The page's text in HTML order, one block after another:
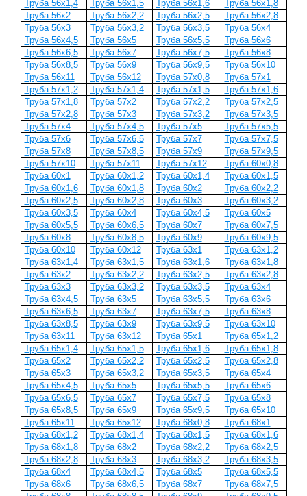
Труба 56x1,4
Труба 56x1,5 Труба 56x1,6
Труба 56x1,8
Труба 56x2
Труба 56x2,2 Труба 56x2,5
Труба 56x2,8
Труба 56x3
Труба 56x3,2 Труба 56x3,5
Труба 56x4
Труба 56x4,5
Труба 56x5 Труба 56x5,5
Труба 56x6
Труба 56x6,5
Труба 56x7 Труба 56x7,5
Труба 56x8
Труба 56x8,5
Труба 56x9 Труба 56x9,5
Труба 56x10
Труба 56x11
Труба 56x12 Труба 57x0,8
Труба 57x1
Труба 57x1,2
Труба 57x1,4 Труба 57x1,5
Труба 57x1,6
Труба 57x1,8
Труба 57x2 Труба 57x2,2
Труба 57x2,5
Труба 57x2,8
Труба 57x3 Труба 57x3,2
Труба 57x3,5
Труба 57x4
Труба 57x4,5 Труба 57x5
Труба 57x5,5
Труба 57x6
Труба 57x6,5 Труба 57x7
Труба 57x7,5
Труба 57x8
Труба 57x8,5 Труба 57x9
Труба 57x9,5
Труба 57x10
Труба 57x11 Труба 57x12
Труба 60x0,8
Труба 60x1
Труба 60x1,2 Труба 60x1,4
Труба 60x1,5
Труба 60x1,6
Труба 60x1,8 Труба 60x2
Труба 60x2,2
Труба 60x2,5
Труба 60x2,8 Труба 60x3
Труба 60x3,2
Труба 60x3,5
Труба 60x4 Труба 60x4,5
Труба 60x5
Труба 60x5,5
Труба 60x6,5 Труба 60x7
Труба 60x7,5
Труба 60x8
Труба 60x8,5 Труба 60x9
Труба 60x9,5
Труба 60x10
Труба 60x12 Труба 63x1
Труба 63x1,2
Труба 63x1,4
Труба 63x1,5 Труба 63x1,6
Труба 63x1,8
Труба 63x2
Труба 63x2,2 Труба 63x2,5
Труба 63x2,8
Труба 63x3
Труба 63x3,2 Труба 63x3,5
Труба 63x4
Труба 63x4,5
Труба 63x5 Труба 63x5,5
Труба 63x6
Труба 63x6,5
Труба 63x7 Труба 63x7,5
Труба 63x8
Труба 63x8,5
Труба 63x9 Труба 63x9,5
Труба 63x10
Труба 63x11
Труба 63x12 Труба 65x1
Труба 65x1,2
Труба 65x1,4
Труба 65x1,5 Труба 65x1,6
Труба 65x1,8
Труба 65x2
Труба 65x2,2 Труба 65x2,5
Труба 65x2,8
Труба 65x3
Труба 65x3,2 Труба 65x3,5
Труба 65x4
Труба 65x4,5
Труба 65x5 Труба 65x5,5
Труба 65x6
Труба 65x6,5
Труба 65x7 Труба 65x7,5
Труба 65x8
Труба 65x8,5
Труба 65x9 Труба 65x9,5
Труба 65x10
Труба 65x11
Труба 65x12 Труба 68x0,8
Труба 68x1
Труба 68x1,2
Труба 68x1,4 Труба 68x1,5
Труба 68x1,6
Труба 68x1,8
Труба 68x2 Труба 68x2,2
Труба 68x2,5
Труба 68x2,8
Труба 68x3 Труба 68x3,2
Труба 68x3,5
Труба 68x4
Труба 68x4,5 Труба 68x5
Труба 68x5,5
Труба 68x6
Труба 68x6,5 Труба 68x7
Труба 68x7,5